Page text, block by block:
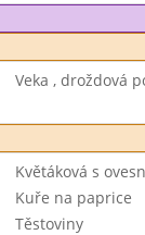
Veka , droždová
Květáková s
Kuře na paprice
Těstoviny